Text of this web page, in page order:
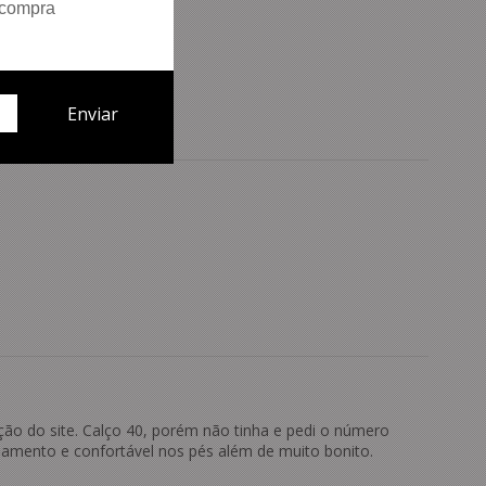
do site. Calço 40, porém não tinha e pedi o número
e confortável nos pés além de muito bonito.